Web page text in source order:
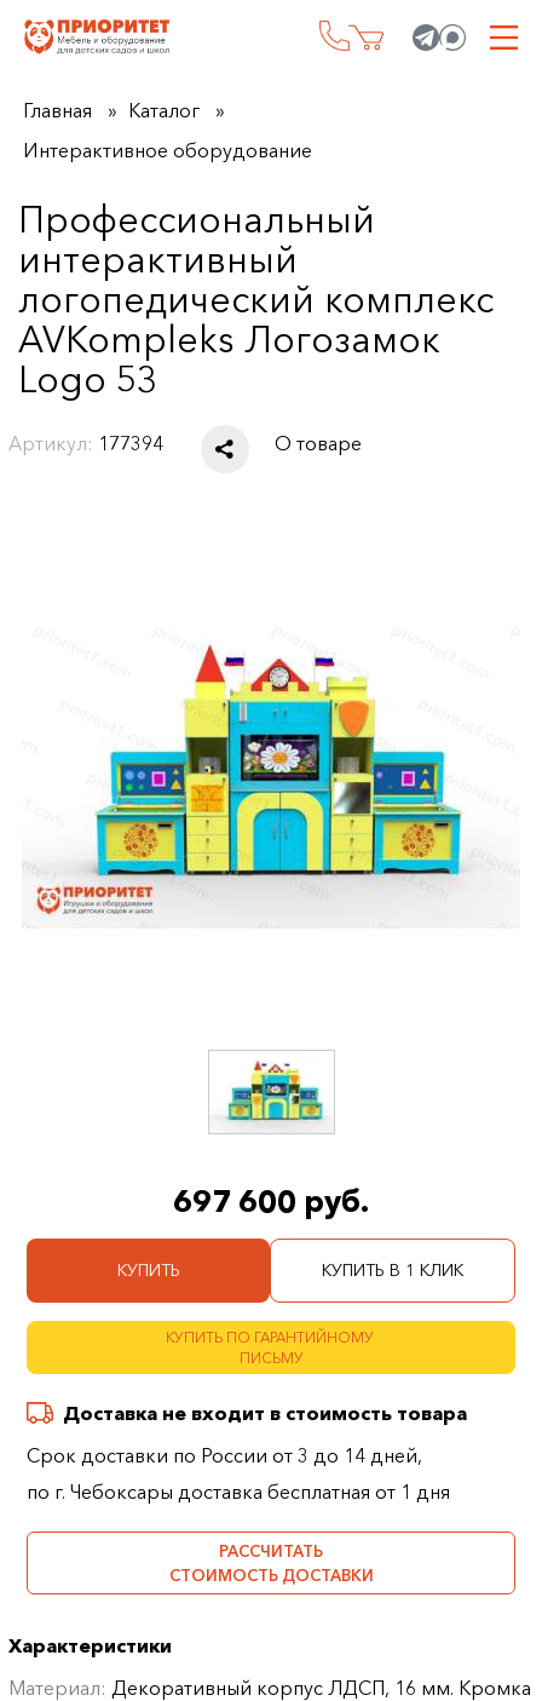
Главная
Каталог
Интерактивное оборудование
Профессиональный
интерактивный
логопедический комплекс
AVKompleks Логозамок
Logo 53
Артикул: 177394 О товаре
697 600 руб.
КУПИТЬ КУПИТЬ В 1 КЛИК
КУПИТЬ ПО ГАРАНТИЙНОМУ
ПИСЬМУ
Доставка не входит в стоимость товара
Срок доставки по России от 3 до 14 дней,
по г. Чебоксары доставка бесплатная от 1 дня
РАССЧИТАТЬ
СТОИМОСТЬ ДОСТАВКИ
Характеристики
Материал:Декоративный корпус ЛДСП, 16 мм. Кромка